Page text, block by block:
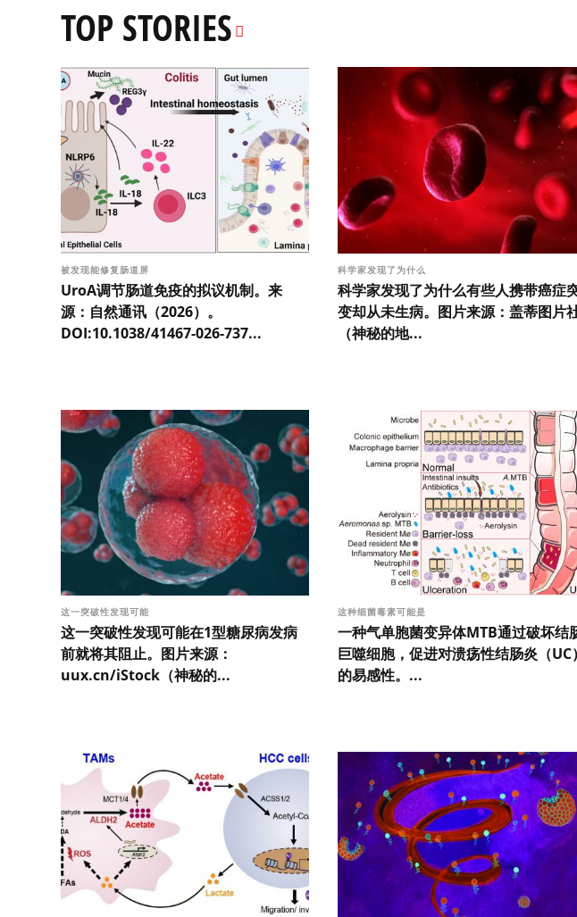
TOP STORIES
被发现能修复肠道屏
UroA调节肠道免疫的拟议机制。来
源：自然通讯（2026）。
DOI:10.1038/41467-026-737...
科学家发现了为什么
科学家发现了为什么有些人携带癌症
变却从未生病。图片来源：盖蒂图片
（神秘的地...
这一突破性发现可能
这一突破性发现可能在1型糖尿病发病
前就将其阻止。图片来源：
uux.cn/iStock（神秘的...
这种细菌毒素可能是
一种气单胞菌变异体MTB通过破坏结
巨噬细胞，促进对溃疡性结肠炎（UC）
的易感性。...